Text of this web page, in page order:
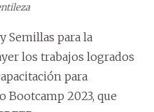
Semillas para la
los trabajos logrados
para
2023, que